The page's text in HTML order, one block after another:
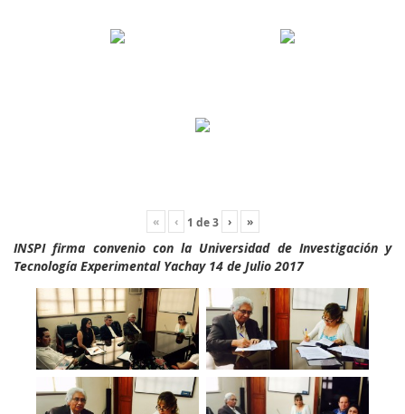
« ‹ 1 de3 › »
INSPI firma convenio con la Universidad de Investigación y
Tecnología Experimental Yachay 14 de Julio 2017